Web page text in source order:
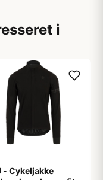
i
- Cykeljakke